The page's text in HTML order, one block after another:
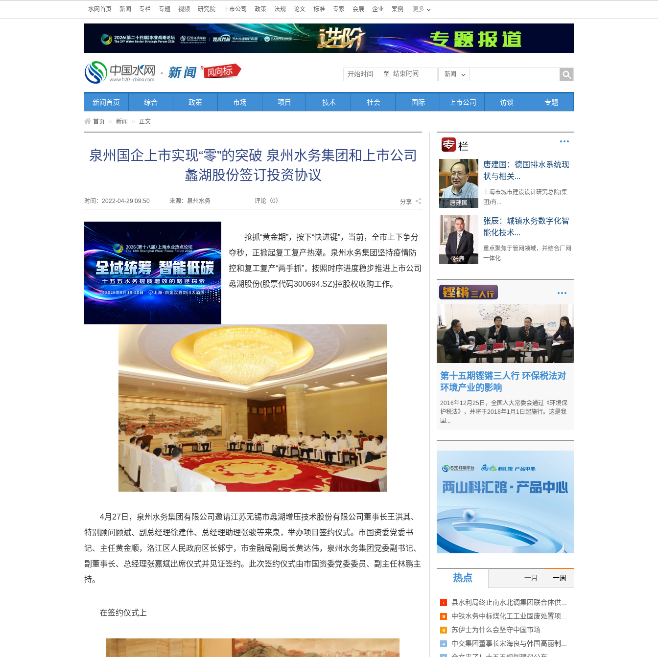
水网首页 新闻 专栏 专题 视频 研究院 上市公司 政策 法规 论文 标准 专家 会展 企业 案例 更多
至 新闻
新闻首页 综合 政策 市场 项目 技术 社会 国际 上市公司 访谈 专题
首页 > 新闻 > 正文
泉州国企上市实现“零”的突破 泉州水务集团和上市公司
蠡湖股份签订投资协议
时间：2022-04-29 09:50 来源： 泉州水务 评论（0） 分享
抢抓“黄金期”，按下“快进键”，当前，全市上下争分
夺秒，正掀起复工复产热潮。泉州水务集团坚持疫情防
控和复工复产“两手抓”，按照时序进度稳步推进上市公司
蠡湖股份(股票代码300694.SZ)控股权收购工作。
4月27日，泉州水务集团有限公司邀请江苏无锡市蠡湖增压技术股份有限公司董事长王洪其、
特别顾问顾斌、副总经理徐建伟、总经理助理张骏等来泉，举办项目签约仪式。市国资委党委书
记、主任黄金顺，洛江区人民政府区长郭宁，市金融局副局长黄达伟，泉州水务集团党委副书记、
副董事长、总经理张嘉斌出席仪式并见证签约。此次签约仪式由市国资委党委委员、副主任林鹏主
持。
在签约仪式上
唐建国
唐建国：德国排水系统现
状与相关...
上海市城市建设设计研究总院(集
团)有...
张辰
张辰：城镇水务数字化智
能化技术...
重点聚焦于管网领域，并结合厂网
一体化...
第十五期铿锵三人行 环保税法对
环境产业的影响
2016年12月25日，全国人大常委会通过《环境保
护税法》，并将于2018年1月1日起施行。这是我
国...
热点 一周
一月
县水利局终止南水北调集团联合体供...
中铁水务中标煤化工工业固废处置项...
苏伊士为什么会坚守中国市场
中交集团董事长宋海良与韩国高丽制...